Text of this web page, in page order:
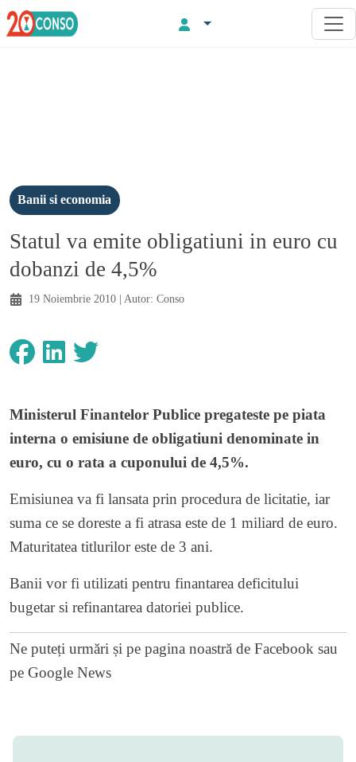
Banii si economia
Statul va emite obligatiuni in euro cu
dobanzi de 4,5%
19 Noiembrie 2010 | Autor: Conso
Ministerul Finantelor Publice pregateste pe piata
interna o emisiune de obligatiuni denominate in
euro, cu o rata a cuponului de 4,5%.
Emisiunea va fi lansata prin procedura de licitatie, iar
suma ce se doreste a fi atrasa este de 1 miliard de euro.
Maturitatea titlurilor este de 3 ani.
Banii vor fi utilizati pentru finantarea deficitului
bugetar si refinantarea datoriei publice.
Ne puteți urmări și pe pagina noastră de Facebook sau
pe Google News